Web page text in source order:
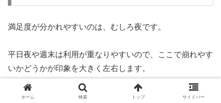
満足度が分かれやすいのは、むしろ夜です。
平日夜や週末は利用が重なりやすいので、ここで崩れやす
いかどうかが印象を大きく左右します。
「昼は大丈夫」より「夜でも困りにくい」のほうが、口コ
ホーム 検索 トップ サイドバー